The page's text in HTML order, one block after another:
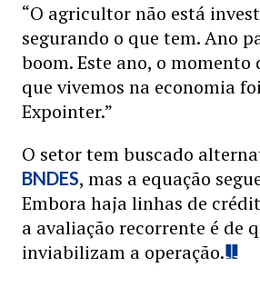
“O agricultor não está
segurando o que tem. Ano
boom. Este ano, o momento
que vivemos na economia
Expointer.”
O setor tem buscado
BNDES, mas a equação
Embora haja linhas de
a avaliação recorrente é de
inviabilizam a operação.